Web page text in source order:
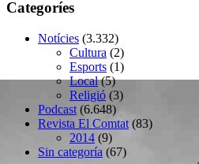
Categoríes
Notícies (3.332)
Cultura (2)
Esports (1)
Local(5)
Religió (3)
Podcast (6.648)
Revista El Comtat (83)
2014 (9)
Sin categoría (67)